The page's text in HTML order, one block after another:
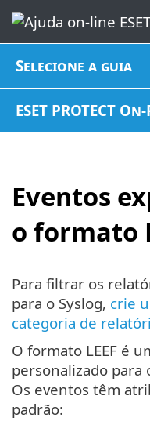
Selecione a guia
ESET PROTECT
Eventos
o formato
Para filtrar os
para o Syslog, crie
categoria de
O formato LEEF é
personalizado
Os eventos têm
padrão: